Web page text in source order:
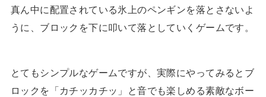
真ん中に配置されている氷上のペンギンを落とさないよ
うに、ブロックを下に叩いて落としていくゲームです。
とてもシンプルなゲームですが、実際にやってみるとブ
ロックを「カチッカチッ」と音でも楽しめる素敵なボー